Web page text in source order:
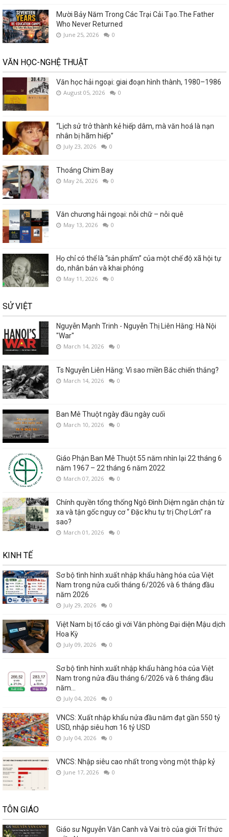
Mười Bảy Năm Trong Các Trại Cải Tạo.The Father
Who Never Returned
June 25, 2026 0
VĂN HỌC-NGHỆ THUẬT
Văn học hải ngoại: giai đoạn hình thành, 1980–1986
August 05, 2026 0
“Lịch sử trở thành kẻ hiếp dâm, mà văn hoá là nạn
nhân bị hãm hiếp”
July 23, 2026 0
Thoáng Chim Bay
May 26, 2026 0
Văn chương hải ngoại: nỗi chữ – nỗi quê
May 13, 2026 0
Họ chỉ có thể là “sản phẩm” của một chế độ xã hội tự
do, nhân bản và khai phóng
May 11, 2026 0
SỬ VIỆT
Nguyễn Mạnh Trinh - Nguyễn Thị Liên Hằng: Hà Nội
"War"
March 14, 2026 0
Ts Nguyễn Liên Hằng: Vì sao miền Bắc chiến thắng?
March 14, 2026 0
Ban Mê Thuột ngày đầu ngày cuối
March 10, 2026 0
Giáo Phận Ban Mê Thuột 55 năm nhìn lại 22 tháng 6
năm 1967 – 22 tháng 6 năm 2022
March 07, 2026 0
Chính quyền tổng thống Ngô Đình Diệm ngăn chận từ
xa và tận gốc nguy cơ “ Đặc khu tự trị Chợ Lớn” ra
sao?
March 01, 2026 0
KINH TẾ
Sơ bộ tình hình xuất nhập khẩu hàng hóa của Việt
Nam trong nửa cuối tháng 6/2026 và 6 tháng đầu
năm 2026
July 29, 2026 0
Việt Nam bị tố cáo gì với Văn phòng Đại diện Mậu dịch
Hoa Kỳ
July 09, 2026 0
Sơ bộ tình hình xuất nhập khẩu hàng hóa của Việt
Nam trong nửa đầu tháng 6/2026 và 6 tháng đầu
năm...
July 04, 2026 0
VNCS: Xuất nhập khẩu nửa đầu năm đạt gần 550 tỷ
USD, nhập siêu hơn 16 tỷ USD
July 04, 2026 0
VNCS: Nhập siêu cao nhất trong vòng một thập kỷ
June 17, 2026 0
TÔN GIÁO
Giáo sư Nguyễn Văn Canh và Vai trò của giới Trí thức